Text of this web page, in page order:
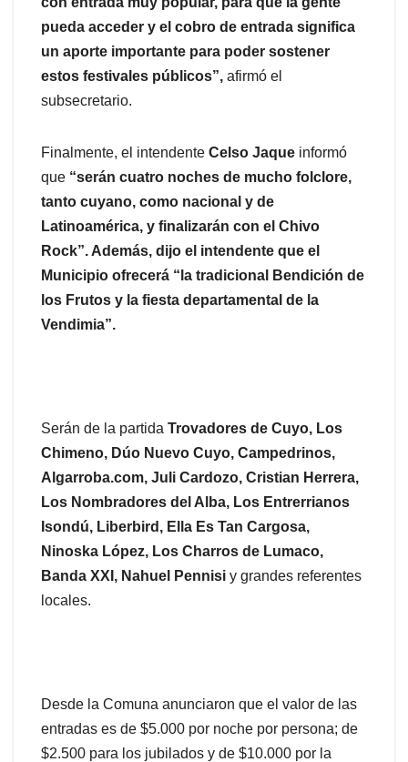
pueda acceder y el cobro de entrada significa
un aporte importante para poder sostener
estos festivales públicos”, afirmó el
subsecretario.
Finalmente, el intendente Celso Jaque informó
que “serán cuatro noches de mucho folclore,
tanto cuyano, como nacional y de
Latinoamérica, y finalizarán con el Chivo
Rock”. Además, dijo el intendente que el
Municipio ofrecerá “la tradicional Bendición de
los Frutos y la fiesta departamental de la
Vendimia”.
Serán de la partida Trovadores de Cuyo, Los
Chimeno, Dúo Nuevo Cuyo, Campedrinos,
Algarroba.com, Juli Cardozo, Cristian Herrera,
Los Nombradores del Alba, Los Entrerrianos
Isondú, Liberbird, Ella Es Tan Cargosa,
Ninoska López, Los Charros de Lumaco,
Banda XXI, Nahuel Pennisi y grandes referentes
locales.
Desde la Comuna anunciaron que el valor de las
entradas es de $5.000 por noche por persona; de
$2.500 para los jubilados y de $10.000 por la